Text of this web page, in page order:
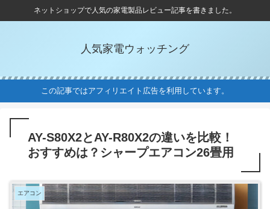
ネットショップで人気の家電製品レビュー記事を書きました。
人気家電ウォッチング
この記事ではアフィリエイト広告を利用しています。
AY-S80X2とAY-R80X2の違いを比較！
おすすめは？シャープエアコン26畳用
エアコン